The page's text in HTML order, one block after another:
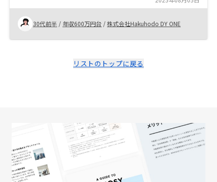
で簡単、初期費用も思ったより少なかったため開始を決
意。 30代前半 / 年収600万円台 /株式会社Hakuhodo DY ONE
リストのトップに戻る